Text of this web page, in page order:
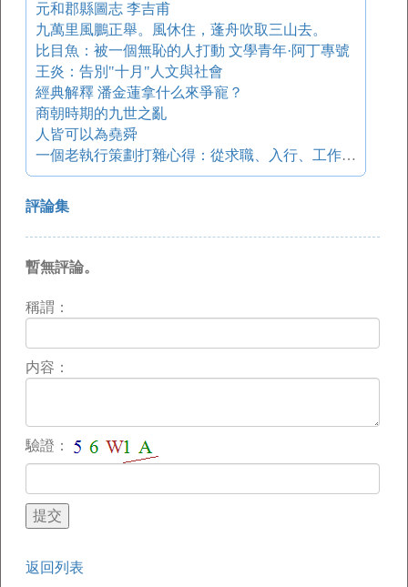
元和郡縣圖志 李吉甫
九萬里風鵬正舉。風休住，蓬舟吹取三山去。
比目魚：被一個無恥的人打動 文學青年·阿丁專號
王炎：告別"十月"人文與社會
經典解釋 潘金蓮拿什么來爭寵？
商朝時期的九世之亂
人皆可以為堯舜
一個老執行策劃打雜心得：從求職、入行、工作、交際與禁忌等
評論集
暫無評論。
稱謂：
内容：
驗證：
返回列表